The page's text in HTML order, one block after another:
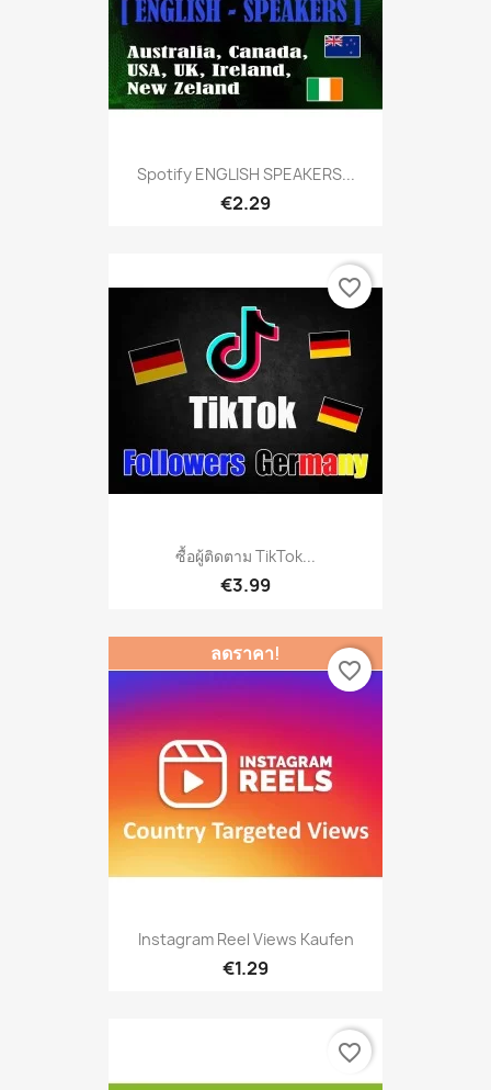
Spotify ENGLISH SPEAKERS...
€2.29
ซื้อผู้ติดตาม TikTok...
€3.99
favorite_border
Instagram Reel Views Kaufen
€1.29
ลดราคา!
favorite_border
favorite_border